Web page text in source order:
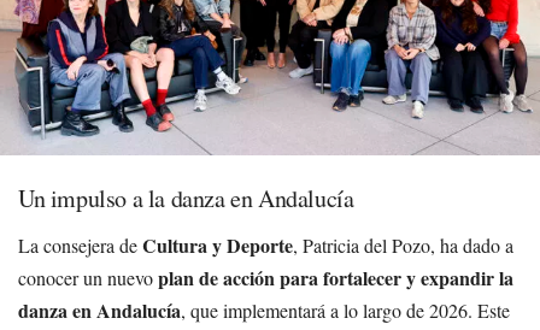
Un impulso a la danza en Andalucía
La consejera deCultura y Deporte, Patricia del Pozo, ha dado a
conocer un nuevoplan de acción para fortalecer y expandir la
danza en Andalucía, que implementará a lo largo de 2026. Este